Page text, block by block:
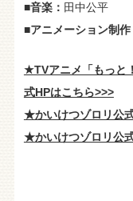
■音楽： 田中公平
■アニメーション制作
★TVアニメ「もっと
式HPはこちら>>>
★かいけつゾロリ公
★かいけつゾロリ公